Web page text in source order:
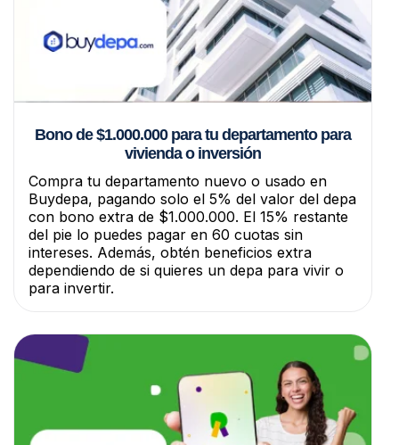
Bono de $1.000.000 para tu departamento para
vivienda o inversión
Compra tu departamento nuevo o usado en
Buydepa, pagando solo el 5% del valor del depa
con bono extra de $1.000.000. El 15% restante
del pie lo puedes pagar en 60 cuotas sin
intereses. Además, obtén beneficios extra
dependiendo de si quieres un depa para vivir o
para invertir.